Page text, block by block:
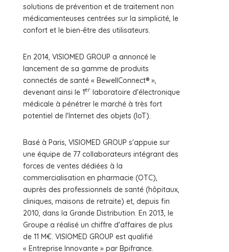
solutions de prévention et de traitement non
médicamenteuses centrées sur la simplicité, le
confort et le bien-être des utilisateurs.
En 2014, VISIOMED GROUP a annoncé le
lancement de sa gamme de produits
connectés de santé « BewellConnect® »,
devenant ainsi le 1erlaboratoire d'électronique
médicale à pénétrer le marché à très fort
potentiel de l'Internet des objets (IoT).
Basé à Paris, VISIOMED GROUP s'appuie sur
une équipe de 77 collaborateurs intégrant des
forces de ventes dédiées à la
commercialisation en pharmacie (OTC),
auprès des professionnels de santé (hôpitaux,
cliniques, maisons de retraite) et, depuis fin
2010, dans la Grande Distribution. En 2013, le
Groupe a réalisé un chiffre d'affaires de plus
de 11 M€. VISIOMED GROUP est qualifié
« Entreprise Innovante » par Bpifrance.